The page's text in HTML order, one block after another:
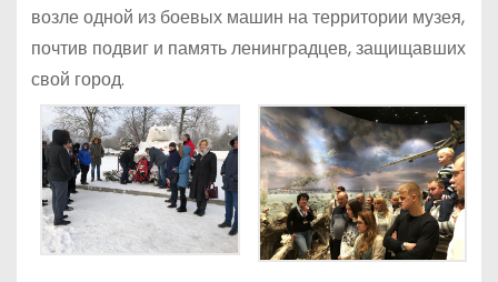
возле одной из боевых машин на территории музея,
почтив подвиг и память ленинградцев, защищавших
свой город.